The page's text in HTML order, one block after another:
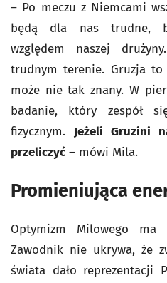
– Po meczu z Niemcami
będą dla nas trudne,
względem naszej
trudnym terenie. Gruzja to
może nie tak znany. W
badanie, który zespół
fizycznym. Jeżeli Gruzini
przeliczyć – mówi Mila.
Promieniująca
Optymizm Milowego ma
Zawodnik nie ukrywa, że
świata dało reprezentacji